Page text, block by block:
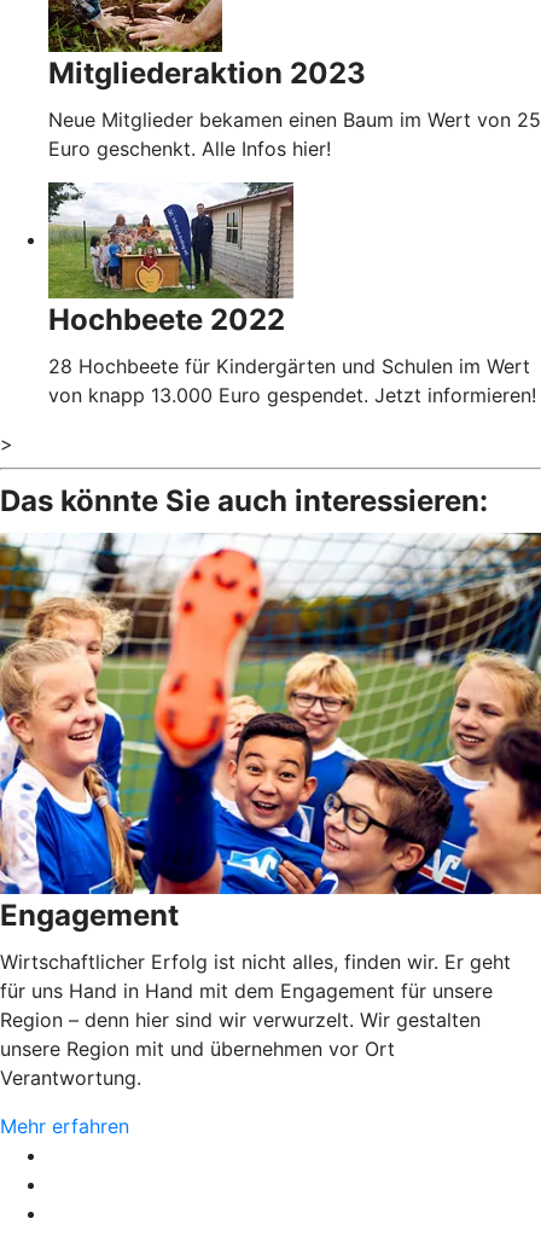
Mitgliederaktion 2023
Neue Mitglieder bekamen einen Baum im Wert von 25
Euro geschenkt. Alle Infos hier!
Hochbeete 2022
28 Hochbeete für Kindergärten und Schulen im Wert
von knapp 13.000 Euro gespendet. Jetzt informieren!
>
Das könnte Sie auch interessieren:
Engagement
Wirtschaftlicher Erfolg ist nicht alles, finden wir. Er geht
für uns Hand in Hand mit dem Engagement für unsere
Region – denn hier sind wir verwurzelt. Wir gestalten
unsere Region mit und übernehmen vor Ort
Verantwortung.
Mehr erfahren